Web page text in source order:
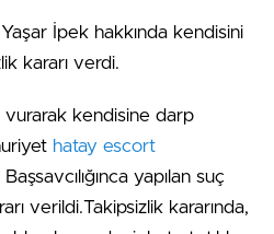
İpek hakkında kendisini
kararı verdi.
vurarak kendisine darp
hatay escort
yapılan suç
verildi.Takipsizlik kararında,